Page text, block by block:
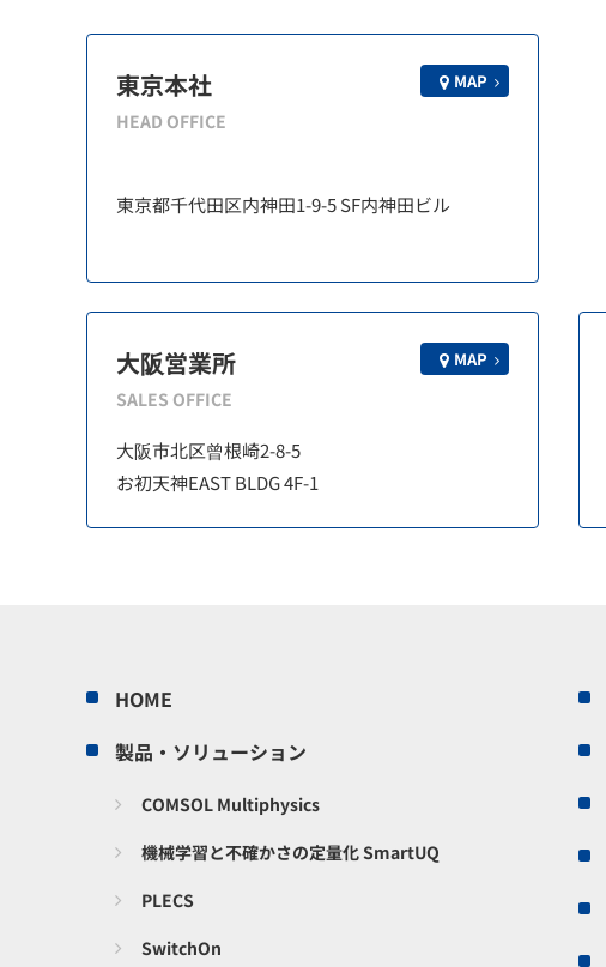
東京本社
HEAD OFFICE
MAP
東京都千代田区内神田1-9-5 SF内神田ビル
大阪営業所
SALES OFFICE
MAP
大阪市北区曾根崎2-8-5
お初天神EAST BLDG 4F-1
HOME
製品・ソリューション
COMSOL Multiphysics
機械学習と不確かさの定量化 SmartUQ
PLECS
SwitchOn